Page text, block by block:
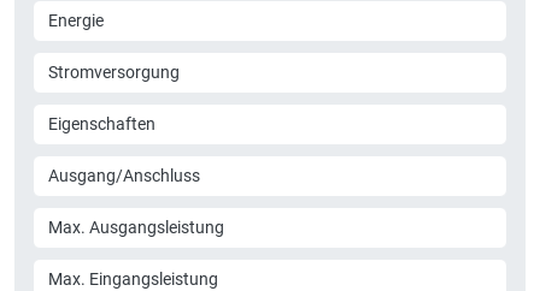
Energie
Stromversorgung
Eigenschaften
Ausgang/Anschluss
Max. Ausgangsleistung
Max. Eingangsleistung